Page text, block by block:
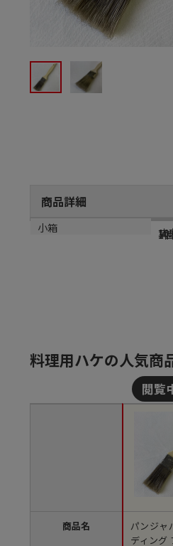
商品詳細
商品説明
丈
メーカー品番
材質
柄
小箱
1
料理用ハケの人気商
商品名
パンジャ
ディン